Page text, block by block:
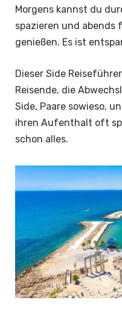
Morgens kannst du
spazieren und abends
genießen. Es ist
Dieser Side
Reisende, die
Side, Paare sowieso,
ihren Aufenthalt oft
schon alles.